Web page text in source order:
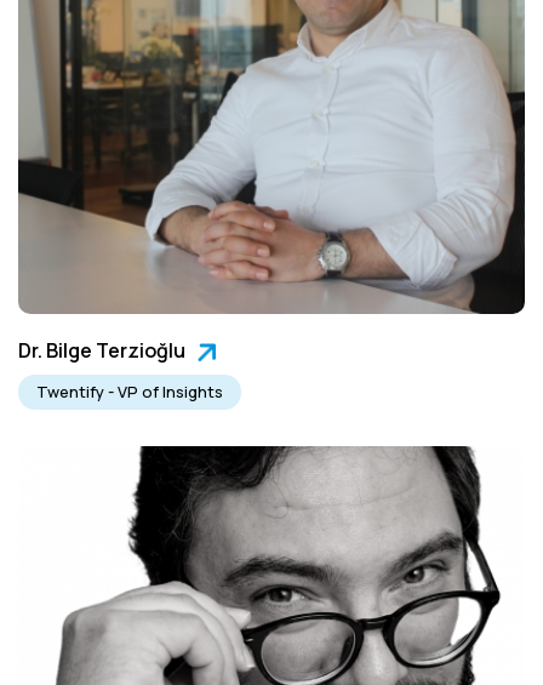
Dr. Bilge Terzioğlu
Twentify - VP of Insights